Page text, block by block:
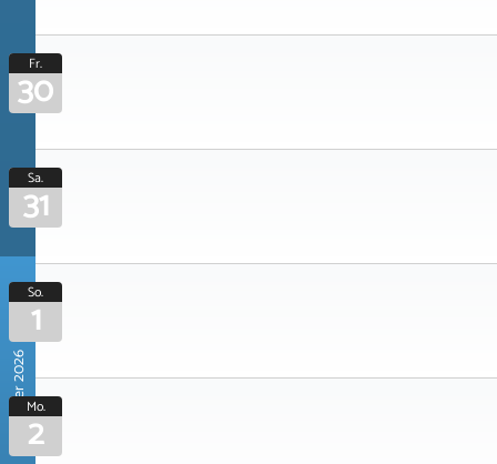
Fr.
30
Sa.
31
November 2026
So.
1
Mo.
2